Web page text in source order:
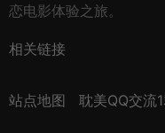
恋电影体验之旅。
相关链接
站点地图 耽美QQ交流